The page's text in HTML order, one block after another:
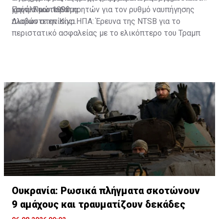
χρόνια του 1990.
και άλλων παρατηρητών για τον ρυθμό ναυπήγησης
πλοίων στην Κίνα.
Πηγή: Πρώτο Θέμα
Διαβάστε επίσης:ΗΠΑ: Έρευνα της NTSB για το
περιστατικό ασφαλείας με το ελικόπτερο του Τραμπ
Ουκρανία: Ρωσικά πλήγματα σκοτώνουν
9 αμάχους και τραυματίζουν δεκάδες